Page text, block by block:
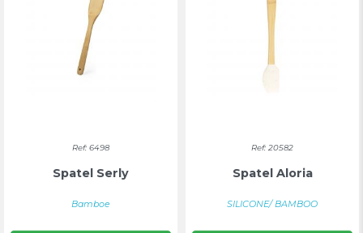
Ref: 6498
Spatel Serly
Bamboe
Ref: 20582
Spatel Aloria
SILICONE/ BAMBOO